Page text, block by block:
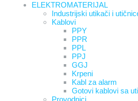
ELEKTROMATERIJAL
Industrijski utikači i
Kablovi
PPY
PPR
PPL
PPJ
GGJ
Krpeni
Kabl za alarm
Gotovi kablovi sa
Provodnici